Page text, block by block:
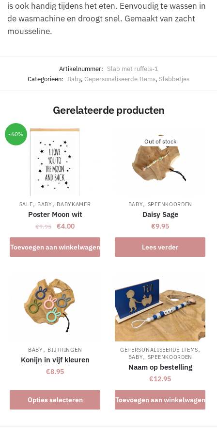
is ook handig tijdens het eten. Eenvoudig te wassen in
de wasmachine en droogt snel. Gemaakt van zacht
mousseline.
Artikelnummer: Slab met ruffels-1
Categorieën: Baby, Gepersonaliseerde Items, Slabbetjes
Gerelateerde producten
-60%
SALE, BABY , BABYKAMER
Poster Moon wit
€9.95
Oorspronkelijke
prijs
was:
€9.95.
€4.00Huidige
prijs
is:
€4.00.
Toevoegen aan winkelwagen
Out of stock
BABY, SPEENKOORDEN
Daisy Sage
€9.95
Lees verder
BABY , BIJTRINGEN
Konijn in vijf kleuren
€8.95
Opties selecteren
Dit
product
GEPERSONALISEERDE ITEMS,
BABY, SPEENKOORDEN
Naam op bestelling
€12.95
Toevoegen aan winkelwagen